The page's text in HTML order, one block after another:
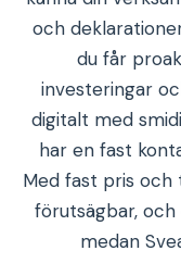
och
du får
investeringar
digitalt med
har en fast
Med fast pris och
förutsägbar,
medan